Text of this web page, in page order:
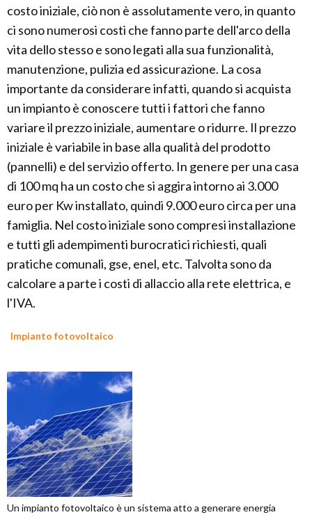
costo iniziale, ciò non è assolutamente vero, in quanto
ci sono numerosi costi che fanno parte dell'arco della
vita dello stesso e sono legati alla sua funzionalità,
manutenzione, pulizia ed assicurazione. La cosa
importante da considerare infatti, quando si acquista
un impianto è conoscere tutti i fattori che fanno
variare il prezzo iniziale, aumentare o ridurre. Il prezzo
iniziale è variabile in base alla qualità del prodotto
(pannelli) e del servizio offerto. In genere per una casa
di 100 mq ha un costo che si aggira intorno ai 3.000
euro per Kw installato, quindi 9.000 euro circa per una
famiglia. Nel costo iniziale sono compresi installazione
e tutti gli adempimenti burocratici richiesti, quali
pratiche comunali, gse, enel, etc. Talvolta sono da
calcolare a parte i costi di allaccio alla rete elettrica, e
l'IVA.
Impianto fotovoltaico
Un impianto fotovoltaico è un sistema atto a generare energia